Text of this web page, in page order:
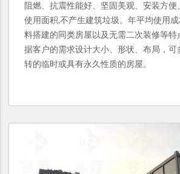
阻燃、抗震性能好、坚固美观、安装方便
使用面积,不产生建筑垃圾。年平均使用
料搭建的同类房屋以及无需二次装修等特
据客户的需求设计大小、形状、布局，可
转的临时或具有永久性质的房屋。